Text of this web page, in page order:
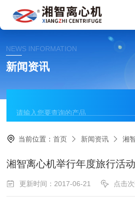
NEWS INFORMATION
新闻资讯
当前位置：首页 新闻资讯 湘
湘智离心机举行年度旅行活动
更新时间：2017-06-21 点击